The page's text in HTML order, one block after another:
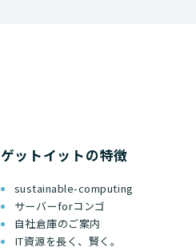
ゲットイットの特徴
sustainable-computing
サーバーforコンゴ
自社倉庫のご案内
IT資源を長く、賢く。